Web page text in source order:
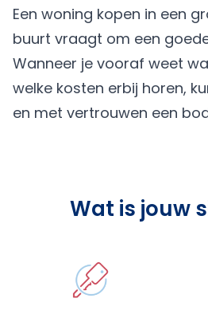
Een woning kopen in een
buurt vraagt om een
Wanneer je vooraf weet
welke kosten erbij horen,
en met vertrouwen een
Wat is jouw